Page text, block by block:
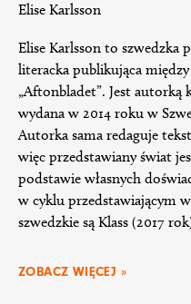
Elise Karlsson
Elise Karlsson to szwedzka
literacka publikująca
„Aftonbladet”. Jest
wydana w 2014 roku w
Autorka sama redaguje
więc przedstawiany świat
podstawie własnych
w cyklu przedstawiającym
szwedzkie są Klass (2017
ZOBACZ WIĘCEJ »